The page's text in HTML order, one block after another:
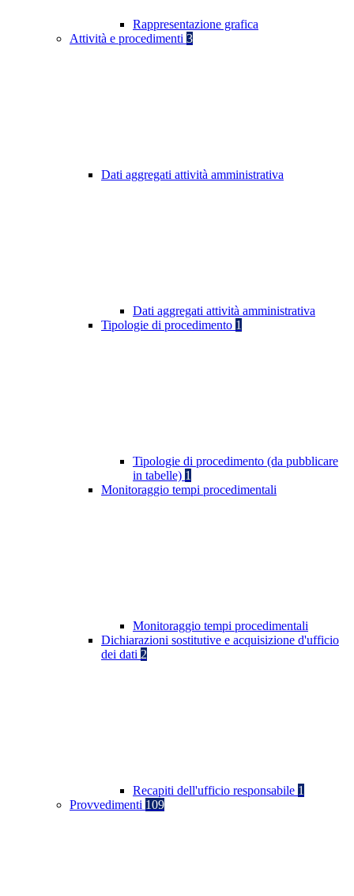
Rappresentazione grafica
Attività e procedimenti 3
Dati aggregati attività amministrativa
Dati aggregati attività amministrativa
Tipologie di procedimento 1
Tipologie di procedimento (da pubblicare
in tabelle) 1
Monitoraggio tempi procedimentali
Monitoraggio tempi procedimentali
Dichiarazioni sostitutive e acquisizione d'ufficio
dei dati 2
Recapiti dell'ufficio responsabile 1
Provvedimenti 109